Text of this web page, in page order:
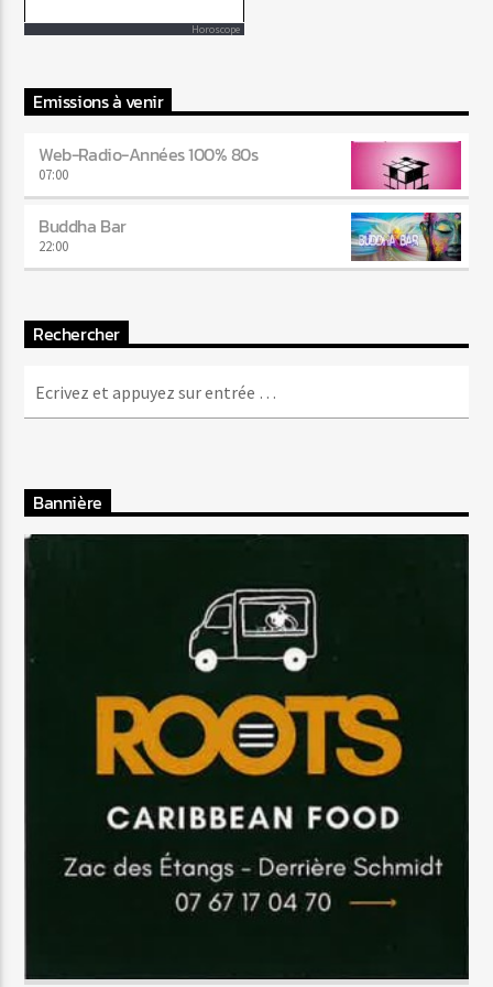
Horoscope
Emissions à venir
Web-Radio-Années 100% 80s
07:00
Buddha Bar
22:00
Rechercher
Bannière